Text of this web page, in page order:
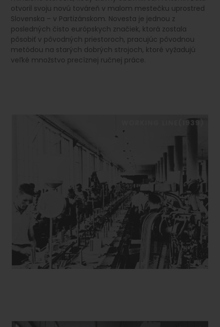
otvoril svoju novú továreň v malom mestečku uprostred
Slovenska – v Partizánskom. Novesta je jednou z
posledných čisto európskych značiek, ktorá zostala
pôsobiť v pôvodných priestoroch, pracujúc pôvodnou
metódou na starých dobrých strojoch, ktoré vyžadujú
veľké množstvo precíznej ručnej práce.